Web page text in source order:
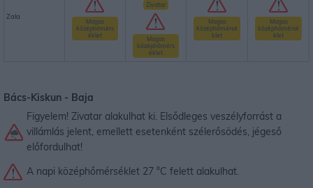
Zala
Magas
középhőmérs
éklet
Zivatar
Magas
középhőmérs
éklet
Magas
középhőmérsé
klet
Magas
középhőmérsé
klet
Bács-Kiskun - Baja
Figyelem! Zivatar alakulhat ki. Elsődleges veszélyforrást a
villámlás jelent, emellett esetenként szélerősödés, jégeső
előfordulhat!
A napi középhőmérséklet 27 °C felett alakulhat.